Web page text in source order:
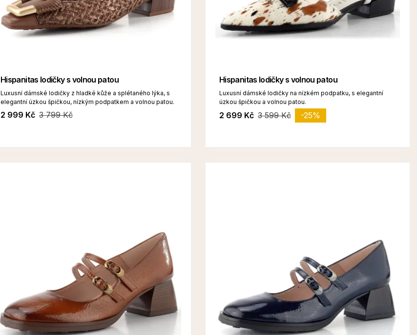
Hispanitas lodičky s volnou patou
Luxusní dámské lodičky z hladké kůže a splétaného lýka, s
elegantní úzkou špičkou, nízkým podpatkem a volnou patou.
2 999 Kč 3 799 Kč
Hispanitas lodičky s volnou patou
Luxusní dámské lodičky na nízkém podpatku, s elegantní
úzkou špičkou a volnou patou.
2 699 Kč 3 599 Kč -25%